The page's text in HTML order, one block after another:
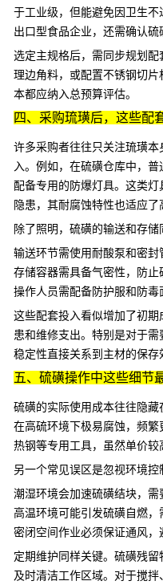
于工业级，但能避免因卫生
出口型食品企业，还需确认硫
选定主规格后，需同步规划配
理边角料，或配置不锈钢切片
本都应纳入总预算评估。
四、采购琉璜后，这些配
许多采购者往往只关注琉璜
入。例如，在硫磺仓库中，
配备专用的防爆灯具。这类
隐患，其耐腐蚀特性也适应了
除了照明，硫磺的输送和存储
输送环节需使用耐酸泵和密
存储容器需具备气密性，防
操作人员需配备防护服和防
这些配套投入看似增加了初
患和维修支出。特别是对于
稳定性直接关系到主材的保存
五、硫磺操作中这些细节
硫磺的实际使用成本往往隐
在高硫环境下极易腐蚀，频
热钢等专用工具，虽然单价较
另一个常见误区是忽视环境控
潮湿环境会加速硫磺结块，需
高温环境可能引发硫磺自燃
密闭空间作业必须保证通风，
定期维护同样关键。硫磺残
及时清洁工作区域。对于搅